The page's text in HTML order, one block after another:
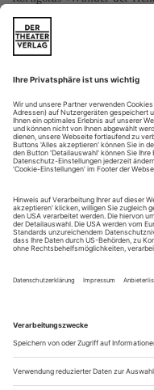
Weiter, größer,
«Wunder der Heliane»
hypertropher
Zugleich eine
diesem Weg, nicht
andere Komponisten,
Regensburg: Hummel:
«Unter welche Rubrik
Ich glaube beinahe,
Friedrich Nietzsche am
Franz Hummels
Theater Regensburg,